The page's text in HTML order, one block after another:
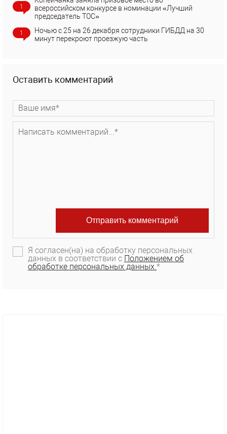
1
всероссийском конкурсе в номинации «Лучший
председатель ТОС»
1
Ночью с 25 на 26 декабря сотрудники ГИБДД на 30
минут перекроют проезжую часть
Оставить комментарий
Я согласен(на) на обработку персональных
данных в соответствии с Положением об
обработке персональных данных. *